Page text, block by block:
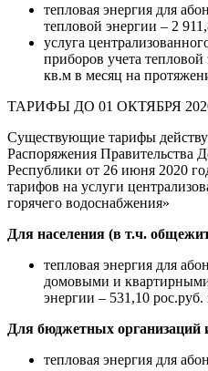
тепловая энергия для
тепловой энергии – 2
услуга
приборов учета тепловой
кв.м в месяц на
ТАРИФЫ ДО 01 ОКТЯБРЯ
Существующие тарифы
Распоряжения Правительства
Республики от 26 июня 2020
тарифов на услуги
горячего водоснабжения»
Для населения (в т.ч.
тепловая энергия для
домовыми и
энергии – 531,10 рос.руб.
Для бюджетных организаций
тепловая энергия для